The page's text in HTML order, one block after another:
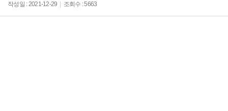
작성일 : 2021-12-29 조회수 : 5663